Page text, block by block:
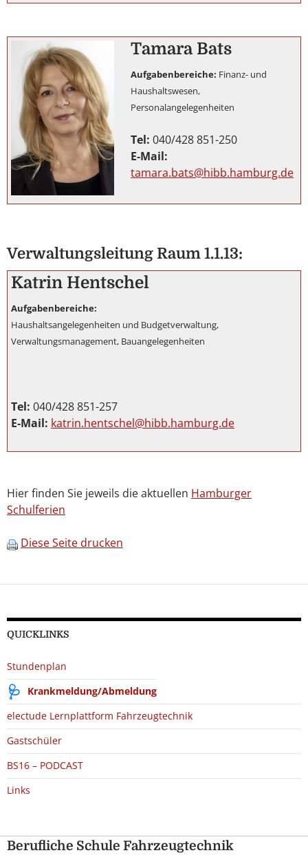
Tamara Bats
Aufgabenbereiche: Finanz- und
Haushaltswesen,
Personalangelegenheiten
Tel: 040/428 851-250
E-Mail:
tamara.bats@hibb.hamburg.de
Verwaltungsleitung Raum 1.1.13:
Katrin Hentschel
Aufgabenbereiche:
Haushaltsangelegenheiten und Budgetverwaltung,
Verwaltungsmanagement, Bauangelegenheiten
Tel: 040/428 851-257
E-Mail: katrin.hentschel@hibb.hamburg.de
Hier finden Sie jeweils die aktuellen Hamburger
Schulferien
Diese Seite drucken
QUICKLINKS
Stundenplan
Krankmeldung/Abmeldung
electude Lernplattform Fahrzeugtechnik
Gastschüler
BS16 – PODCAST
Links
Berufliche Schule Fahrzeugtechnik